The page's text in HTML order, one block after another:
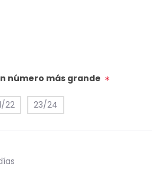
número más grande *
22 23/24